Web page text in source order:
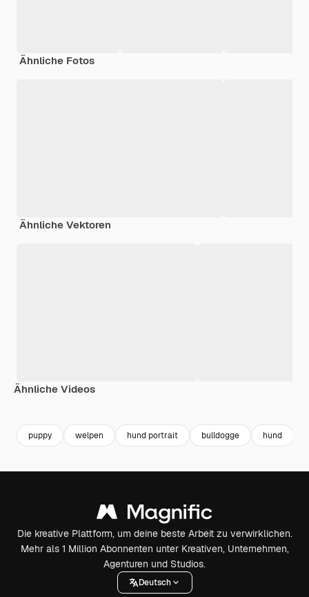
Ähnliche Fotos
Ähnliche Vektoren
Ähnliche Videos
puppy welpen hund portrait bulldogge hund
Die kreative Plattform, um deine beste Arbeit zu verwirklichen.
Mehr als 1 Million Abonnenten unter Kreativen, Unternehmen,
Agenturen und Studios.
Deutsch